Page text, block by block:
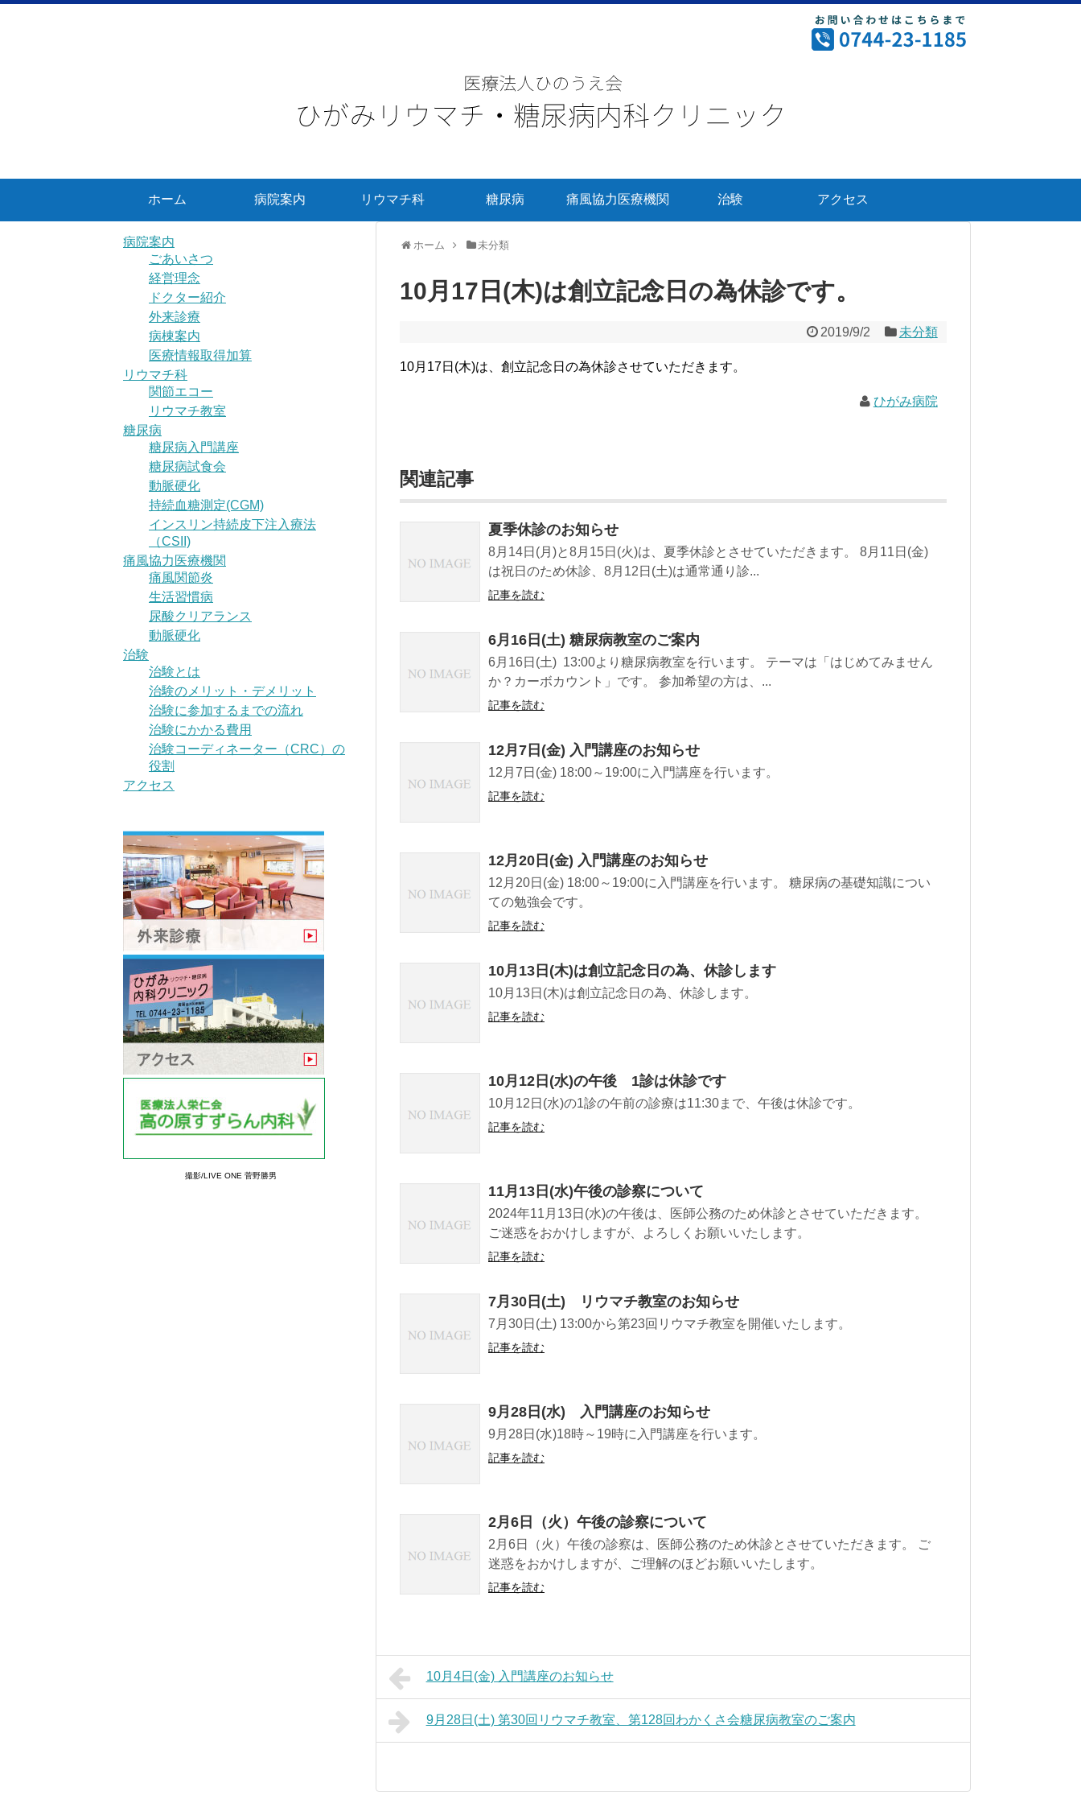
ホーム 病院案内 リウマチ科 糖尿病 痛風協力医療機関 治験 アクセス
ホーム 未分類
10月17日(木)は創立記念日の為休診です。
2019/9/2 未分類
10月17日(木)は、創立記念日の為休診させていただきます。
ひがみ病院
関連記事
夏季休診のお知らせ
8月14日(月)と8月15日(火)は、夏季休診とさせていただきます。 8月11日(金)
は祝日のため休診、8月12日(土)は通常通り診...
記事を読む
6月16日(土) 糖尿病教室のご案内
6月16日(土) 13:00より糖尿病教室を行います。 テーマは「はじめてみません
か？カーボカウント」です。 参加希望の方は、...
記事を読む
12月7日(金) 入門講座のお知らせ
12月7日(金) 18:00～19:00に入門講座を行います。
記事を読む
12月20日(金) 入門講座のお知らせ
12月20日(金) 18:00～19:00に入門講座を行います。 糖尿病の基礎知識につい
ての勉強会です。
記事を読む
10月13日(木)は創立記念日の為、休診します
10月13日(木)は創立記念日の為、休診します。
記事を読む
10月12日(水)の午後 1診は休診です
10月12日(水)の1診の午前の診療は11:30まで、午後は休診です。
記事を読む
11月13日(水)午後の診察について
2024年11月13日(水)の午後は、医師公務のため休診とさせていただきます。
ご迷惑をおかけしますが、よろしくお願いいたします。
記事を読む
7月30日(土) リウマチ教室のお知らせ
7月30日(土) 13:00から第23回リウマチ教室を開催いたします。
記事を読む
9月28日(水) 入門講座のお知らせ
9月28日(水)18時～19時に入門講座を行います。
記事を読む
2月6日（火）午後の診察について
2月6日（火）午後の診察は、医師公務のため休診とさせていただきます。 ご
迷惑をおかけしますが、ご理解のほどお願いいたします。
記事を読む
10月4日(金) 入門講座のお知らせ
9月28日(土) 第30回リウマチ教室、第128回わかくさ会糖尿病教室のご案内
病院案内
ごあいさつ
経営理念
ドクター紹介
外来診療
病棟案内
医療情報取得加算
リウマチ科
関節エコー
リウマチ教室
糖尿病
糖尿病入門講座
糖尿病試食会
動脈硬化
持続血糖測定(CGM)
インスリン持続皮下注入療法
（CSII)
痛風協力医療機関
痛風関節炎
生活習慣病
尿酸クリアランス
動脈硬化
治験
治験とは
治験のメリット・デメリット
治験に参加するまでの流れ
治験にかかる費用
治験コーディネーター（CRC）の
役割
アクセス
撮影/LIVE ONE 菅野勝男